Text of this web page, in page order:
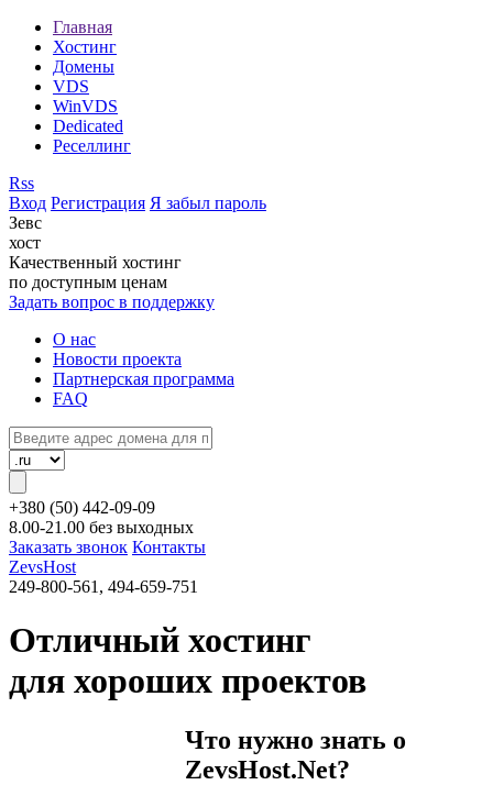
Главная
Хостинг
Домены
VDS
WinVDS
Dedicated
Реселлинг
Rss
Вход Регистрация Я забыл пароль
Зевс
хост
Качественный хостинг
по доступным ценам
Задать вопрос в поддержку
О нас
Новости проекта
Партнерская программа
FAQ
+380 (50) 442-09-09
8.00-21.00 без выходных
Заказать звонок Контакты
ZevsHost
249-800-561, 494-659-751
Отличный хостинг
для хороших проектов
Что нужно знать о
ZevsHost.Net?